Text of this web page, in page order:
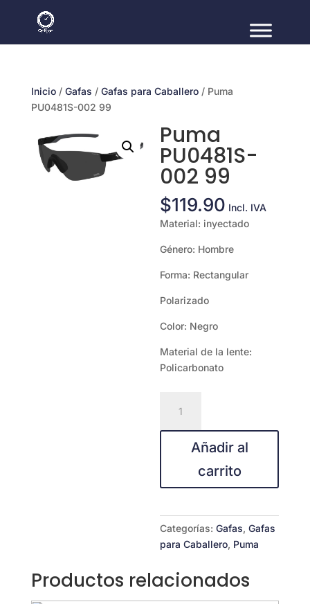
Inicio/ Gafas / Gafas para Caballero/ Puma
PU0481S-002 99
Puma
PU0481S-
002 99
$119.90 Incl. IVA
Material: inyectado
Género: Hombre
Forma: Rectangular
Polarizado
Color: Negro
Material de la lente:
Policarbonato
PU0481S-
002
Añadir al
carrito
Categorías:Gafas,Gafas
para Caballero, Puma
Productos relacionados